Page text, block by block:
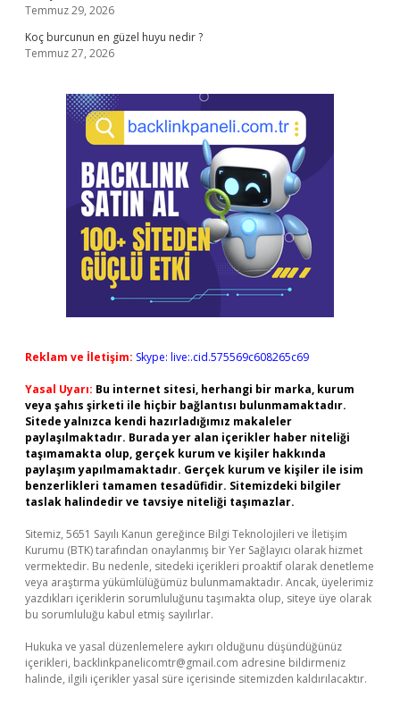
Temmuz 29, 2026
Koç burcunun en güzel huyu nedir ?
Temmuz 27, 2026
Reklam ve İletişim: Skype: live:.cid.575569c608265c69
Yasal Uyarı: Bu internet sitesi, herhangi bir marka, kurum
veya şahıs şirketi ile hiçbir bağlantısı bulunmamaktadır.
Sitede yalnızca kendi hazırladığımız makaleler
paylaşılmaktadır. Burada yer alan içerikler haber niteliği
taşımamakta olup, gerçek kurum ve kişiler hakkında
paylaşım yapılmamaktadır. Gerçek kurum ve kişiler ile isim
benzerlikleri tamamen tesadüfidir. Sitemizdeki bilgiler
taslak halindedir ve tavsiye niteliği taşımazlar.
Sitemiz, 5651 Sayılı Kanun gereğince Bilgi Teknolojileri ve İletişim
Kurumu (BTK) tarafından onaylanmış bir Yer Sağlayıcı olarak hizmet
vermektedir. Bu nedenle, sitedeki içerikleri proaktif olarak denetleme
veya araştırma yükümlülüğümüz bulunmamaktadır. Ancak, üyelerimiz
yazdıkları içeriklerin sorumluluğunu taşımakta olup, siteye üye olarak
bu sorumluluğu kabul etmiş sayılırlar.
Hukuka ve yasal düzenlemelere aykırı olduğunu düşündüğünüz
içerikleri, backlinkpanelicomtr@gmail.com adresine bildirmeniz
halinde, ilgili içerikler yasal süre içerisinde sitemizden kaldırılacaktır.